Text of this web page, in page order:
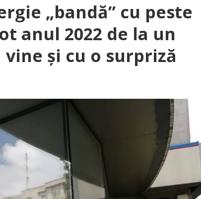
„bandă” cu peste
anul 2022 de la un
și cu o surpriză